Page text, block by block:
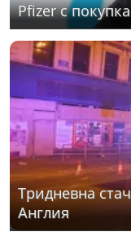
Pfizer с
Тридневна
Англия